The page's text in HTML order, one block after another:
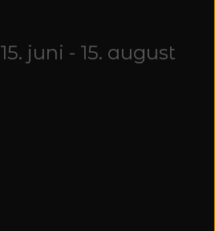
juni - 15. august